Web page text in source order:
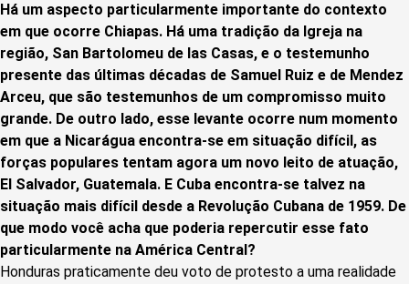
Há um aspecto particularmente importante do contexto
em que ocorre Chiapas. Há uma tradição da Igreja na
região, San Bartolomeu de las Casas, e o testemunho
presente das últimas décadas de Samuel Ruiz e de Mendez
Arceu, que são testemunhos de um compromisso muito
grande. De outro lado, esse levante ocorre num momento
em que a Nicarágua encontra-se em situação difícil, as
forças populares tentam agora um novo leito de atuação,
El Salvador, Guatemala. E Cuba encontra-se talvez na
situação mais difícil desde a Revolução Cubana de 1959. De
que modo você acha que poderia repercutir esse fato
particularmente na América Central?
Honduras praticamente deu voto de protesto a uma realidade